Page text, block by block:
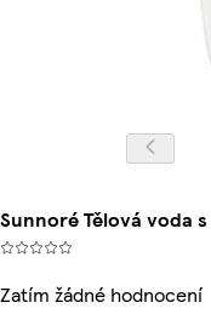
Sunnoré Tělová voda
Zatím žádné hodnocení